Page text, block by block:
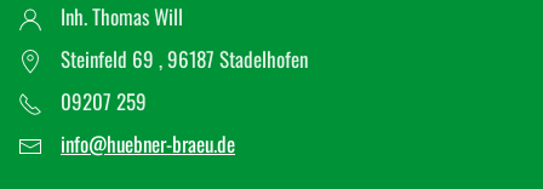
Inh. Thomas Will
Steinfeld 69 , 96187 Stadelhofen
09207 259
info@huebner-braeu.de